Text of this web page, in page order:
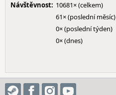
Návštěvnost: 10681× (celkem)
61× (poslední měsíc)
0× (poslední týden)
0× (dnes)